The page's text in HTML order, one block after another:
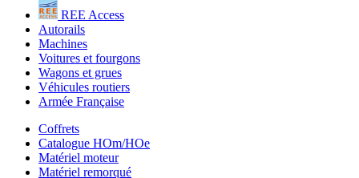
REE Access
Autorails
Machines
Voitures et fourgons
Wagons et grues
Véhicules routiers
Armée Française
Coffrets
Catalogue HOm/HOe
Matériel moteur
Matériel remorqué